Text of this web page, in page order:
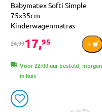
Babymatex Softi Simple
75x35cm
Kinderwagenmatras
24,9917,95
Voor 22:00 uur besteld, morgen
in huis